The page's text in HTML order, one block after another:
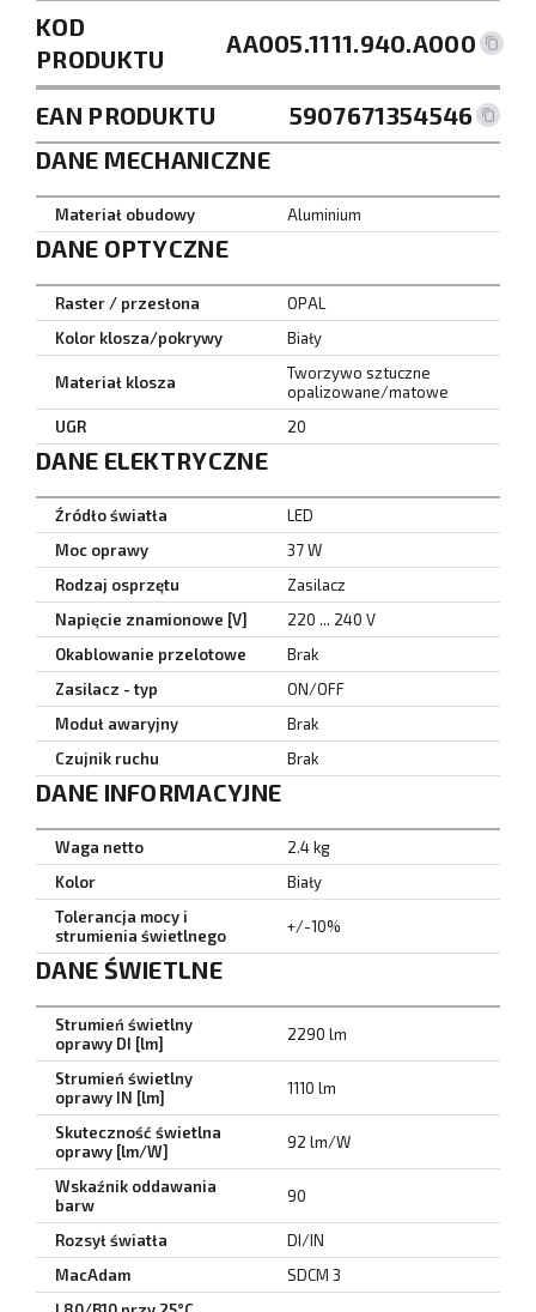
KOD
PRODUKTU
AA005.1111.940.A000
EAN PRODUKTU
5907671354546
DANE MECHANICZNE
Materiał obudowy Aluminium
DANE OPTYCZNE
Raster / przesłona
OPAL
Kolor klosza/pokrywy
Biały
Materiał klosza
Tworzywo sztuczne
opalizowane/matowe
UGR
20
DANE ELEKTRYCZNE
Źródło światła
LED
Moc oprawy
37 W
Rodzaj osprzętu
Zasilacz
Napięcie znamionowe [V]
220 ... 240 V
Okablowanie przelotowe
Brak
Zasilacz - typ
ON/OFF
Moduł awaryjny
Brak
Czujnik ruchu
Brak
DANE INFORMACYJNE
Waga netto
2.4 kg
Kolor
Biały
Tolerancja mocy i
strumienia świetlnego
+/-10%
DANE ŚWIETLNE
Strumień świetlny
oprawy DI [lm]
2290 lm
Strumień świetlny
oprawy IN [lm]
1110 lm
Skuteczność świetlna
oprawy [lm/W]
92 lm/W
Wskaźnik oddawania
barw
90
Rozsył światła
DI/IN
MacAdam
SDCM 3